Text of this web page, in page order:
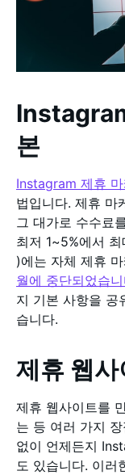
본
Instagram 제휴
법입니다. 제휴 마
그 대가로 수수료
최저 1~5%에서
)에는 자체 제휴
월에 중단되었습
지 기본 사항을 공
습니다.
제휴 웹사
제휴 웹사이트를
는 등 여러 가지
없이 언제든지
도 있습니다. 이